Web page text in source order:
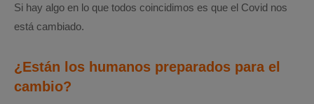
Si hay algo en lo que todos coincidimos es que el Covid nos
está cambiado.
¿Están los humanos preparados para el
cambio?